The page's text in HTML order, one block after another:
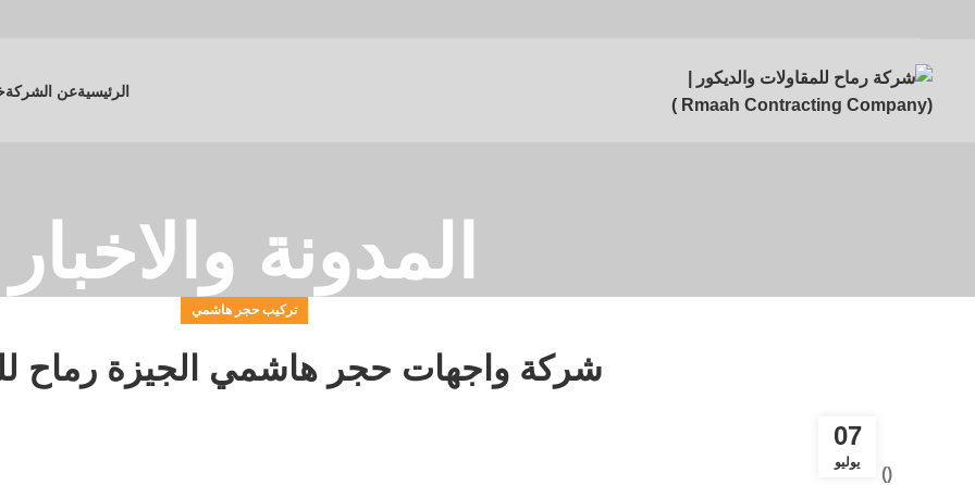
الرئيسيةعن الشركة
المدونة والاخبار
تركيب حجر هاشمي
شركة واجهات حجر هاشمي الجيزة رماح
07
يوليو
(
)